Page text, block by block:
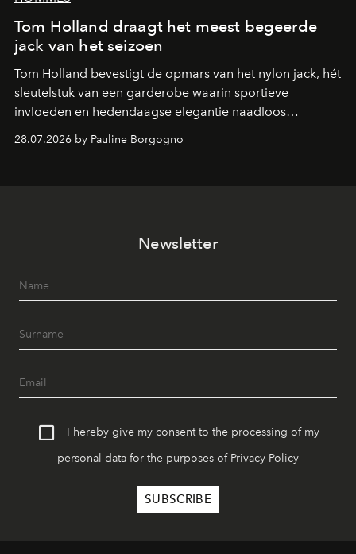
Tom Holland draagt het meest begeerde
jack van het seizoen
Tom Holland bevestigt de opmars van het nylon jack, hét
sleutelstuk van een garderobe waarin sportieve
invloeden en hedendaagse elegantie naadloos
28.07.2026 by Pauline Borgogno
Newsletter
I hereby give my consent to the processing of my
personal data for the purposes of Privacy Policy